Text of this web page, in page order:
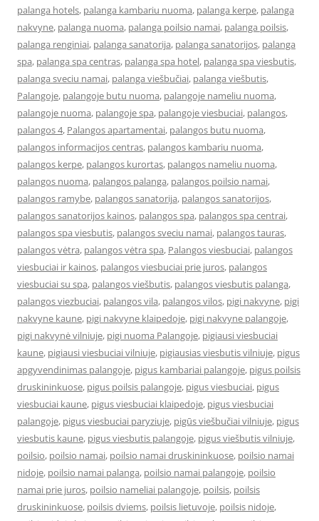
palanga hotels, palanga kambariu nuoma, palanga kerpe, palanga
nakvyne, palanga nuoma, palanga poilsio namai, palanga poilsis,
palanga renginiai, palanga sanatorija, palanga sanatorijos, palanga
spa, palanga spa centras, palanga spa hotel, palanga spa viesbutis,
palanga sveciu namai, palanga viešbučiai, palanga viešbutis,
Palangoje, palangoje butu nuoma, palangoje nameliu nuoma,
palangoje nuoma, palangoje spa, palangoje viesbuciai, palangos,
palangos 4, Palangos apartamentai, palangos butu nuoma,
palangos informacijos centras, palangos kambariu nuoma,
palangos kerpe, palangos kurortas, palangos nameliu nuoma,
palangos nuoma, palangos palanga, palangos poilsio namai,
palangos ramybe, palangos sanatorija, palangos sanatorijos,
palangos sanatorijos kainos, palangos spa, palangos spa centrai,
palangos spa viesbutis, palangos sveciu namai, palangos tauras,
palangos vėtra, palangos vėtra spa, Palangos viesbuciai, palangos
viesbuciai ir kainos, palangos viesbuciai prie juros, palangos
viesbuciai su spa, palangos viešbutis, palangos viesbutis palanga,
palangos viezbuciai, palangos vila, palangos vilos, pigi nakvyne, pigi
nakvyne kaune, pigi nakvyne klaipedoje, pigi nakvyne palangoje,
pigi nakvynė vilniuje, pigi nuoma Palangoje, pigiausi viesbuciai
kaune, pigiausi viesbuciai vilniuje, pigiausias viesbutis vilniuje, pigus
apgyvendinimas palangoje, pigus kambariai palangoje, pigus poilsis
druskininkuose, pigus poilsis palangoje, pigus viesbuciai, pigus
viesbuciai kaune, pigus viesbuciai klaipedoje, pigus viesbuciai
palangoje, pigus viesbuciai paryziuje, pigūs viešbučiai vilniuje, pigus
viesbutis kaune, pigus viesbutis palangoje, pigus viešbutis vilniuje,
poilsio, poilsio namai, poilsio namai druskininkuose, poilsio namai
nidoje, poilsio namai palanga, poilsio namai palangoje, poilsio
namai prie juros, poilsio nameliai palangoje, poilsis, poilsis
druskininkuose, poilsis dviems, poilsis lietuvoje, poilsis nidoje,